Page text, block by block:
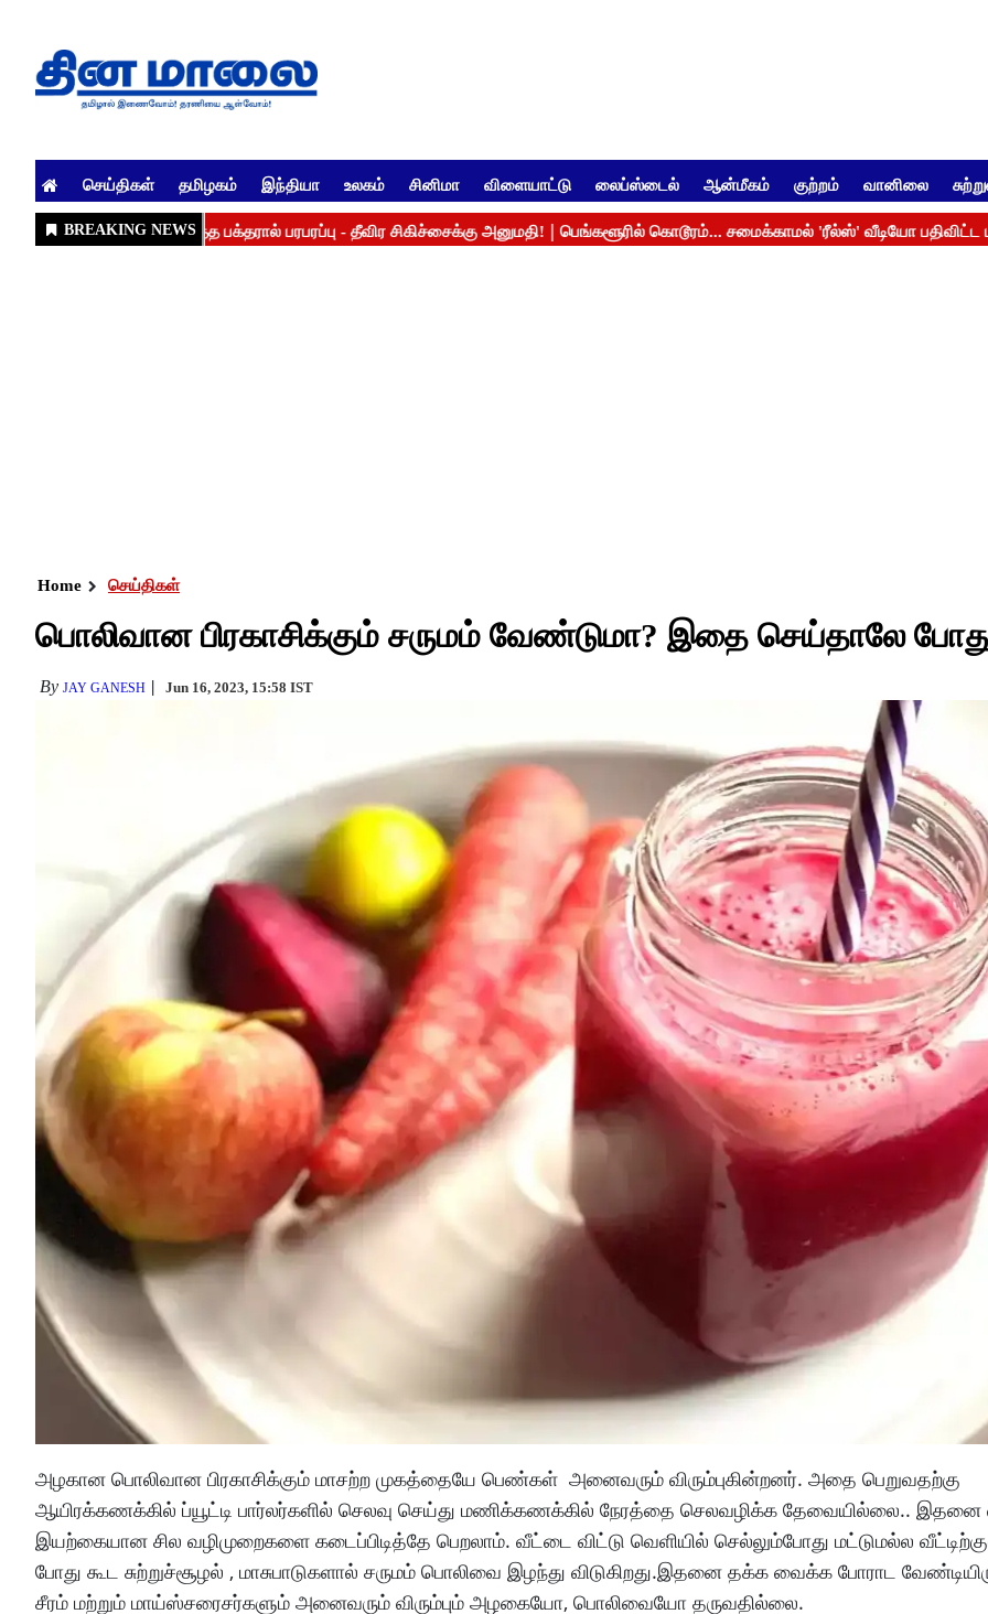
செய்திகள் தமிழகம் இந்தியா உலகம் சினிமா விளையாட்டு லைப்ஸ்டைல் ஆன்மீகம் குற்றம் வானிலை
Home செய்திகள்
பொலிவான பிரகாசிக்கும் சருமம் வேண்டுமா? இதை செய்தாலே
By JAY GANESH Jun 16, 2023, 15:58 IST
அழகான பொலிவான பிரகாசிக்கும் மாசற்ற முகத்தையே பெண்கள் அனைவரும் விரும்புகின்றனர். அதை பெறுவதற்கு
ஆயிரக்கணக்கில் ப்யூட்டி பார்லர்களில் செலவு செய்து மணிக்கணக்கில் நேரத்தை செலவழிக்க தேவையில்லை.. இதனை
இயற்கையான சில வழிமுறைகளை கடைப்பிடித்தே பெறலாம். வீட்டை விட்டு வெளியில் செல்லும்போது மட்டுமல்ல
போது கூட சுற்றுச்சூழல் , மாசுபாடுகளால் சருமம் பொலிவை இழந்து விடுகிறது.இதனை தக்க வைக்க போராட
சீரம் மற்றும் மாய்ஸ்சரைசர்களும் அனைவரும் விரும்பும் அழகையோ, பொலிவையோ தருவதில்லை.